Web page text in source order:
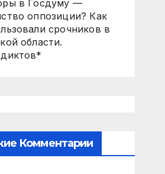
в Госдуму —
оппозиции? Как
срочников в
области.
Комментарии